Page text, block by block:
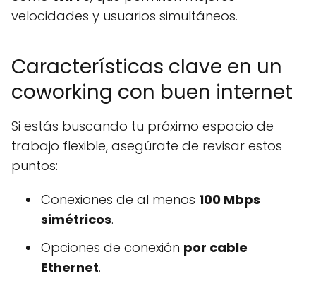
velocidades y usuarios simultáneos.
Características clave en un
coworking con buen internet
Si estás buscando tu próximo espacio de
trabajo flexible, asegúrate de revisar estos
puntos:
Conexiones de al menos 100 Mbps
simétricos.
Opciones de conexión por cable
Ethernet.